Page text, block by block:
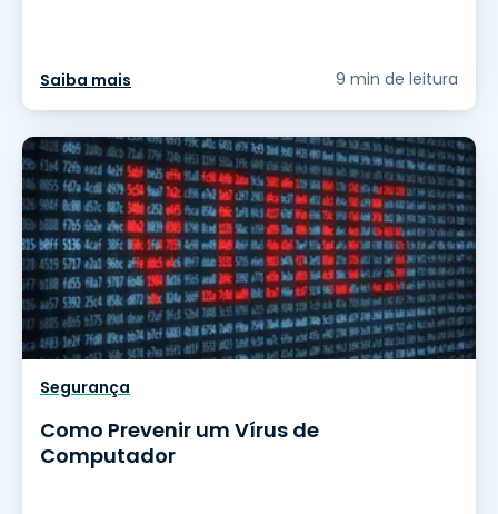
Saiba mais 9 min de leitura
Segurança
Como Prevenir um Vírus de
Computador